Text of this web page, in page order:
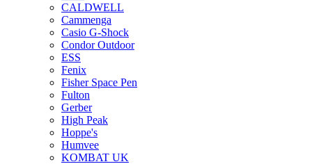
CALDWELL
Cammenga
Casio G-Shock
Condor Outdoor
ESS
Fenix
Fisher Space Pen
Fulton
Gerber
High Peak
Hoppe's
Humvee
KOMBAT UK